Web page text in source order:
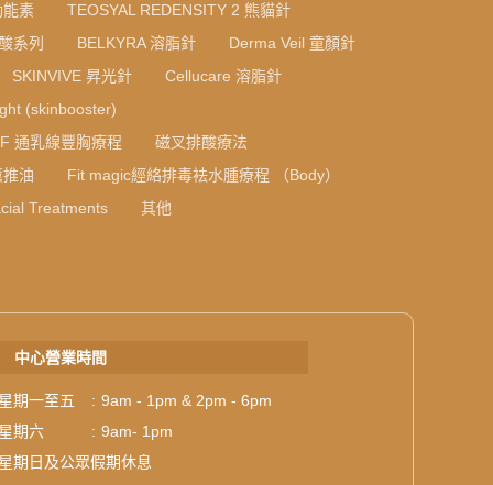
素
TEOSYAL REDENSITY 2 熊貓針
系列
BELKYRA 溶脂針
Derma Veil 童顏針
SKINVIVE 昇光針
Cellucare 溶脂針
(skinbooster)
通乳線豐胸療程
磁叉排酸療法
油
Fit magic經絡排毒袪水腫療程 （Body）
Treatments
其他
中心營業時間
期一至五 : 9am - 1pm & 2pm - 6pm
期六
: 9am- 1pm
期日及公眾假期休息